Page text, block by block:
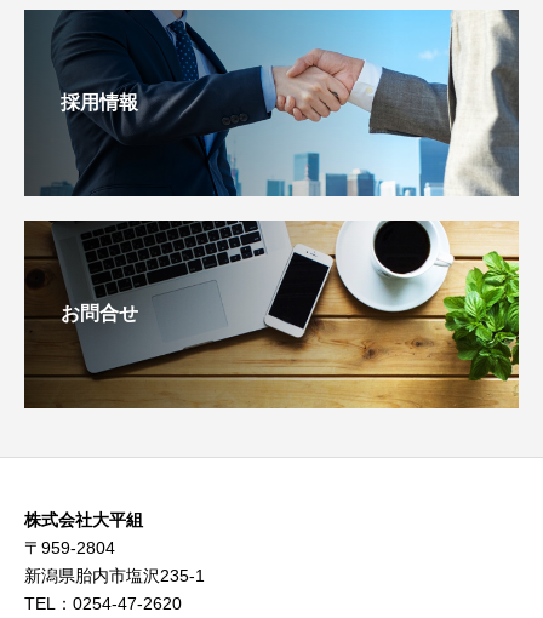
採用情報
お問合せ
株式会社大平組
〒959-2804
新潟県胎内市塩沢235-1
TEL：0254-47-2620